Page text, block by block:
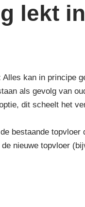
lekt in
Alles kan in principe
als gevolg van
dit scheelt het
bestaande topvloer
nieuwe topvloer